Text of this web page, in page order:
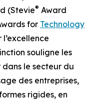
(Stevie® Award
for Technology
souligne les
le secteur du
des entreprises,
rigides, en